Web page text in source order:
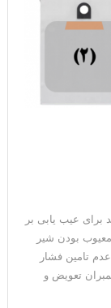
عیب یابی بر
بودن شیر
تامین فشار
تعویض و